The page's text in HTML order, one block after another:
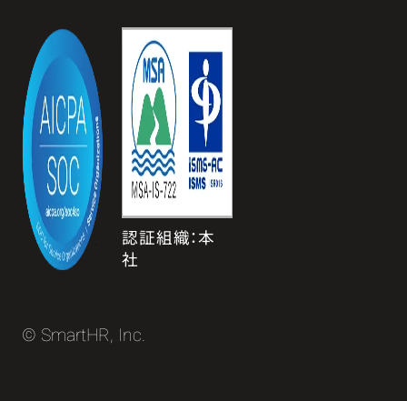
認証組織：本
社
© SmartHR, Inc.